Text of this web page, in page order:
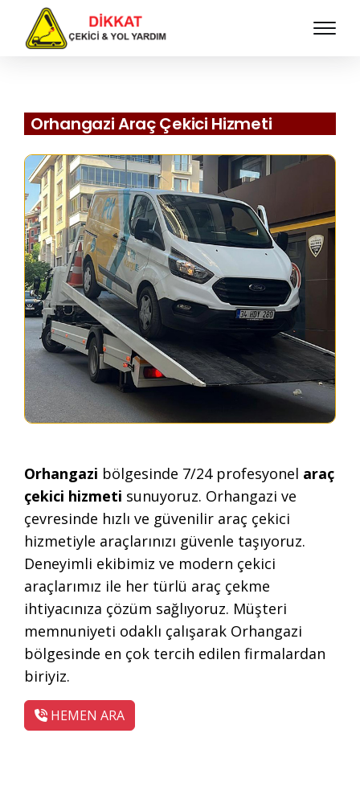
Orhangazi Araç Çekici Hizmeti
Orhangazi bölgesinde 7/24 profesyonel araç
çekici hizmeti sunuyoruz. Orhangazi ve
çevresinde hızlı ve güvenilir araç çekici
hizmetiyle araçlarınızı güvenle taşıyoruz.
Deneyimli ekibimiz ve modern çekici
araçlarımız ile her türlü araç çekme
ihtiyacınıza çözüm sağlıyoruz. Müşteri
memnuniyeti odaklı çalışarak Orhangazi
bölgesinde en çok tercih edilen firmalardan
biriyiz.
HEMEN ARA